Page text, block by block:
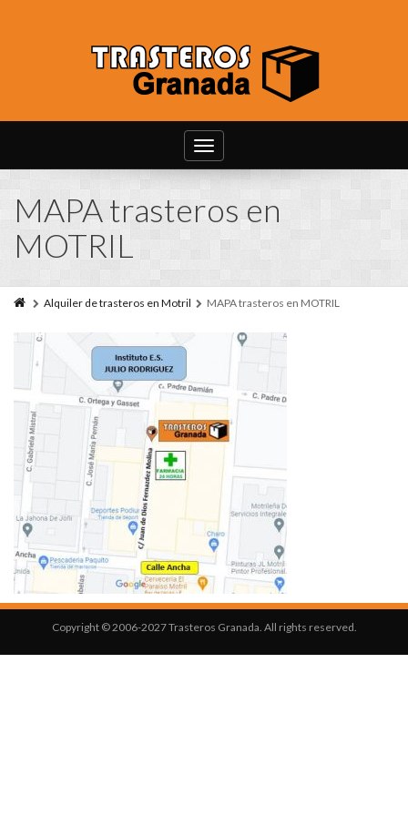
Toggle
navigation
MAPA trasteros en
MOTRIL
Alquiler de trasteros en Motril MAPA trasteros en MOTRIL
Copyright © 2006-2027 Trasteros Granada. All rights reserved.